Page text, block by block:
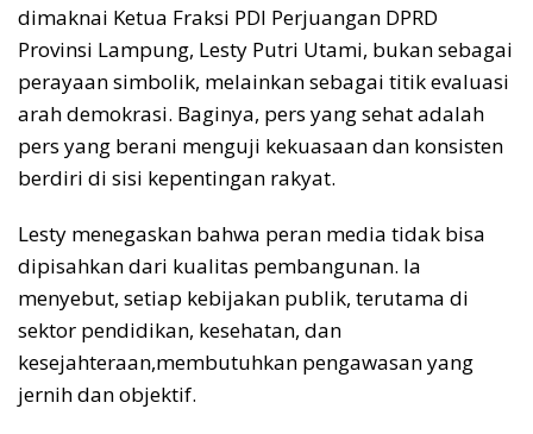
dimaknai Ketua Fraksi PDI Perjuangan DPRD
Provinsi Lampung, Lesty Putri Utami, bukan sebagai
perayaan simbolik, melainkan sebagai titik evaluasi
arah demokrasi. Baginya, pers yang sehat adalah
pers yang berani menguji kekuasaan dan konsisten
berdiri di sisi kepentingan rakyat.
Lesty menegaskan bahwa peran media tidak bisa
dipisahkan dari kualitas pembangunan. Ia
menyebut, setiap kebijakan publik, terutama di
sektor pendidikan, kesehatan, dan
kesejahteraan,membutuhkan pengawasan yang
jernih dan objektif.